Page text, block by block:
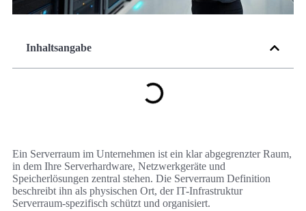
Inhaltsangabe
Ein Serverraum im Unternehmen ist ein klar abgegrenzter Raum,
in dem Ihre Serverhardware, Netzwerkgeräte und
Speicherlösungen zentral stehen. Die Serverraum Definition
beschreibt ihn als physischen Ort, der IT-Infrastruktur
Serverraum-spezifisch schützt und organisiert.